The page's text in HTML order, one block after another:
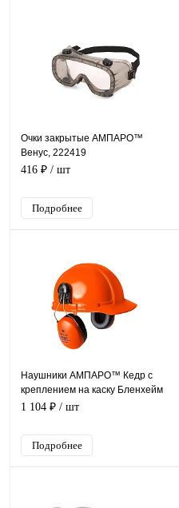
Очки закрытые АМПАРО™
Венус, 222419
416 ₽ / шт
Подробнее
Наушники АМПАРО™ Кедр с
креплением на каску Бленхейм
(29 дБ), 333736
1 104 ₽ / шт
Подробнее